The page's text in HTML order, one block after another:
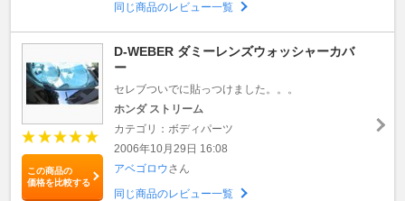
同じ商品のレビュー一覧
この商品の
価格を比較する
D-WEBER ダミーレンズウォッシャーカバ
ー
セレブついでに貼っつけました。。。
ホンダ ストリーム
カテゴリ：ボディパーツ
2006年10月29日 16:08
アベゴロウさん
同じ商品のレビュー一覧